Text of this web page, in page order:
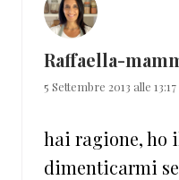
Raffaella-
5 Settembre 2013 alle 13:17
hai ragione, ho
dimenticarmi